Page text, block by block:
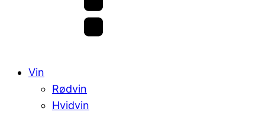
Vin
Rødvin
Hvidvin